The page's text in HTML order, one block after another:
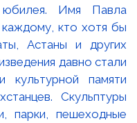
юбилея. Имя Павла
кто хотя бы
Астаны и других
давно стали
культурной памяти
Скульптуры
парки, пешеходные